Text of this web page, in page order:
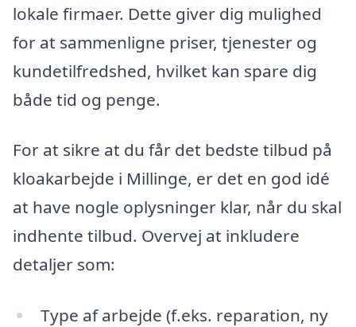
lokale firmaer. Dette giver dig mulighed
for at sammenligne priser, tjenester og
kundetilfredshed, hvilket kan spare dig
både tid og penge.
For at sikre at du får det bedste tilbud på
kloakarbejde i Millinge, er det en god idé
at have nogle oplysninger klar, når du skal
indhente tilbud. Overvej at inkludere
detaljer som:
Type af arbejde (f.eks. reparation, ny